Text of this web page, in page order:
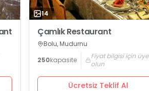
14
Çamlık Restaurant
Bolu, Mudurnu
250kapasite
Fiyat bilgisi için üye
olun
Ücretsiz Teklif Al